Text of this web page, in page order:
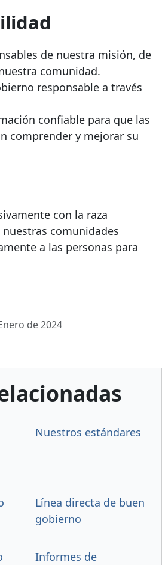
de nuestra misión, de
comunidad.
responsable a través
confiable para que las
comprender y mejorar su
con la raza
nuestras comunidades
a las personas para
de 2024
Nuestros estándares
Línea directa de buen
gobierno
Informes de